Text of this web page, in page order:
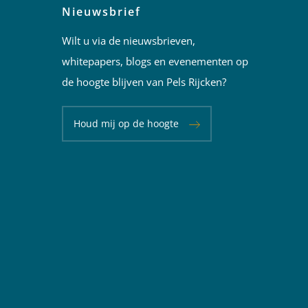
Nieuwsbrief
Wilt u via de nieuwsbrieven,
whitepapers, blogs en evenementen op
de hoogte blijven van Pels Rijcken?
Houd mij op de hoogte